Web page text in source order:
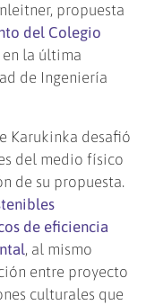
propuesta
del Colegio
en la última
de Ingeniería
Karukinka desafió
del medio físico
de su propuesta.
de eficiencia
, al mismo
entre proyecto
culturales que